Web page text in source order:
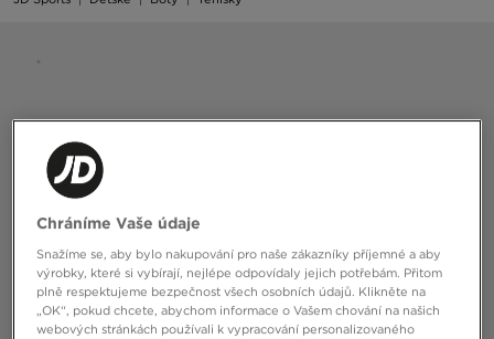
Chráníme Vaše údaje
Snažíme se, aby bylo nakupování pro naše zákazníky příjemné a aby
výrobky, které si vybírají, nejlépe odpovídaly jejich potřebám. Přitom
plně respektujeme bezpečnost všech osobních údajů. Klikněte na
„OK“, pokud chcete, abychom informace o Vašem chování na našich
webových stránkách používali k vypracování personalizovaného